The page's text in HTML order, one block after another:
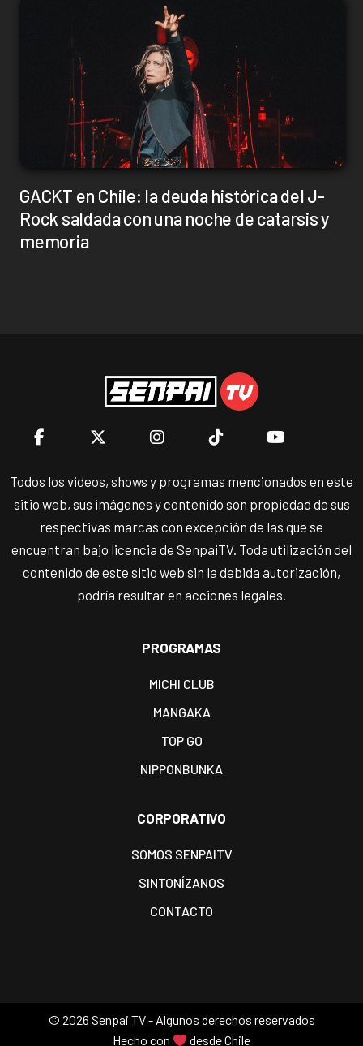
GACKT en Chile: la deuda histórica del J-
Rock saldada con una noche de catarsis y
memoria
Todos los videos, shows y programas mencionados en este
sitio web, sus imágenes y contenido son propiedad de sus
respectivas marcas con excepción de las que se
encuentran bajo licencia de SenpaiTV. Toda utilización del
contenido de este sitio web sin la debida autorización,
podría resultar en acciones legales.
PROGRAMAS
MICHI CLUB
MANGAKA
TOP GO
NIPPONBUNKA
CORPORATIVO
SOMOS SENPAITV
SINTONÍZANOS
CONTACTO
© 2026 Senpai TV - Algunos derechos reservados
Hecho con
desde Chile